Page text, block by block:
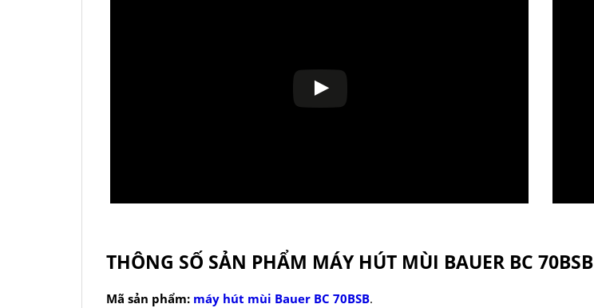
THÔNG SỐ SẢN PHẨM MÁY HÚT MÙI BAUER BC 70BSB
Mã sản phẩm: máy hút mùi Bauer BC 70BSB.